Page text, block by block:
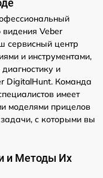
видения Veber
сервисный центр
и инструментами,
и
DigitalHunt. Команда
имеет
моделями прицелов
с которыми вы
и Методы Их